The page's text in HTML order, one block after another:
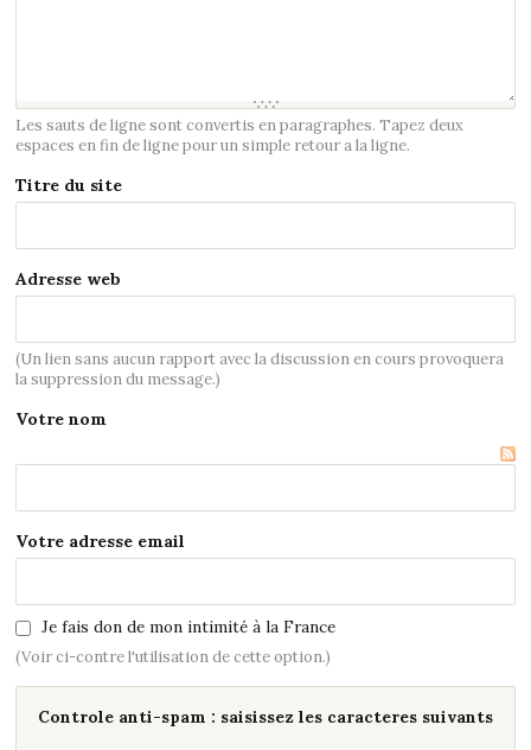
Les sauts de ligne sont convertis en paragraphes. Tapez deux
espaces en fin de ligne pour un simple retour a la ligne.
Titre du site
Adresse web
(Un lien sans aucun rapport avec la discussion en cours provoquera
la suppression du message.)
Votre nom
Votre adresse email
Je fais don de mon intimité à la France
(Voir ci-contre l'utilisation de cette option.)
Controle anti-spam : saisissez les caracteres suivants